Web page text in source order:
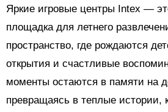
Яркие игровые центры Intex —
площадка для летнего
пространство, где рождаются
открытия и счастливые
моменты остаются в памяти на
превращаясь в теплые истории,